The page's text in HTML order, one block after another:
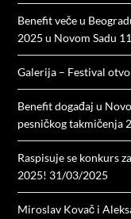
Benefit veče u
2025 u Novom Sadu
Galerija – Festival
Benefit događaj u
pesničkog takmičenja
Raspisuje se konkurs
2025! 31/03/2025
Miroslav Kovač i